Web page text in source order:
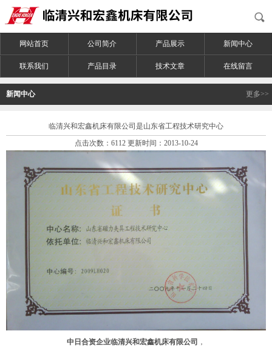
网站首页 公司简介 产品展示 新闻中心
联系我们 产品目录 技术文章 在线留言
新闻中心 更多>>
临清兴和宏鑫机床有限公司是山东省工程技术研究中心
点击次数：6112 更新时间：2013-10-24
中日合资企业临清兴和宏鑫机床有限公司 ，